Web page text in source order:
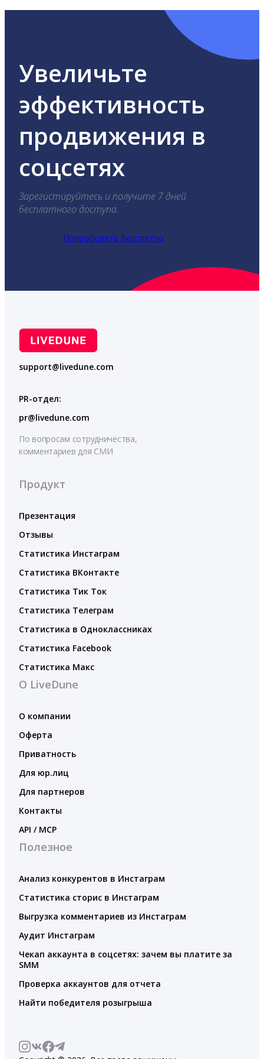
Увеличьте
эффективность
продвижения в
соцсетях
Зарегистируйтесь и получите 7 дней
бесплатного доступа.
Попробовать бесплатно
support@livedune.com
PR-отдел:
pr@livedune.com
По вопросам сотрудничества,
комментариев для СМИ
Продукт
Презентация
Отзывы
Статистика Инстаграм
Статистика ВКонтакте
Статистика Тик Ток
Статистика Телеграм
Статистика в Одноклассниках
Статистика Facebook
Статистика Макс
О LiveDune
О компании
Оферта
Приватность
Для юр.лиц
Для партнеров
Контакты
API / MCP
Полезное
Анализ конкурентов в Инстаграм
Статистика сторис в Инстаграм
Выгрузка комментариев из Инстаграм
Аудит Инстаграм
Чекап аккаунта в соцсетях: зачем вы платите за
SMM
Проверка аккаунтов для отчета
Найти победителя розыгрыша